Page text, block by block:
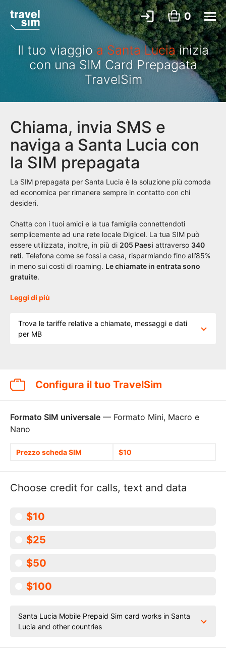
0
Il tuo viaggio a Santa Luciainizia
con una SIM Card Prepagata
TravelSim
Chiama, invia SMS e
naviga a Santa Lucia con
la SIM prepagata
La SIM prepagata per Santa Lucia è la soluzione più comoda
ed economica per rimanere sempre in contatto con chi
desideri.
Chatta con i tuoi amici e la tua famiglia connettendoti
semplicemente ad una rete locale Digicel. La tua SIM può
essere utilizzata, inoltre, in più di 205 Paesi attraverso 340
reti. Telefona come se fossi a casa, risparmiando fino all’85%
in meno sui costi di roaming. Le chiamate in entrata sono
gratuite.
Leggi di più
Trova le tariffe relative a chiamate, messaggi e dati
per MB
Configura il tuo TravelSim
Formato SIM universale — Formato Mini, Macro e
Nano
Prezzo scheda SIM $10
Choose credit for calls, text and data
$10
$25
$50
$100
Santa Lucia Mobile Prepaid Sim card works in Santa
Lucia and other countries